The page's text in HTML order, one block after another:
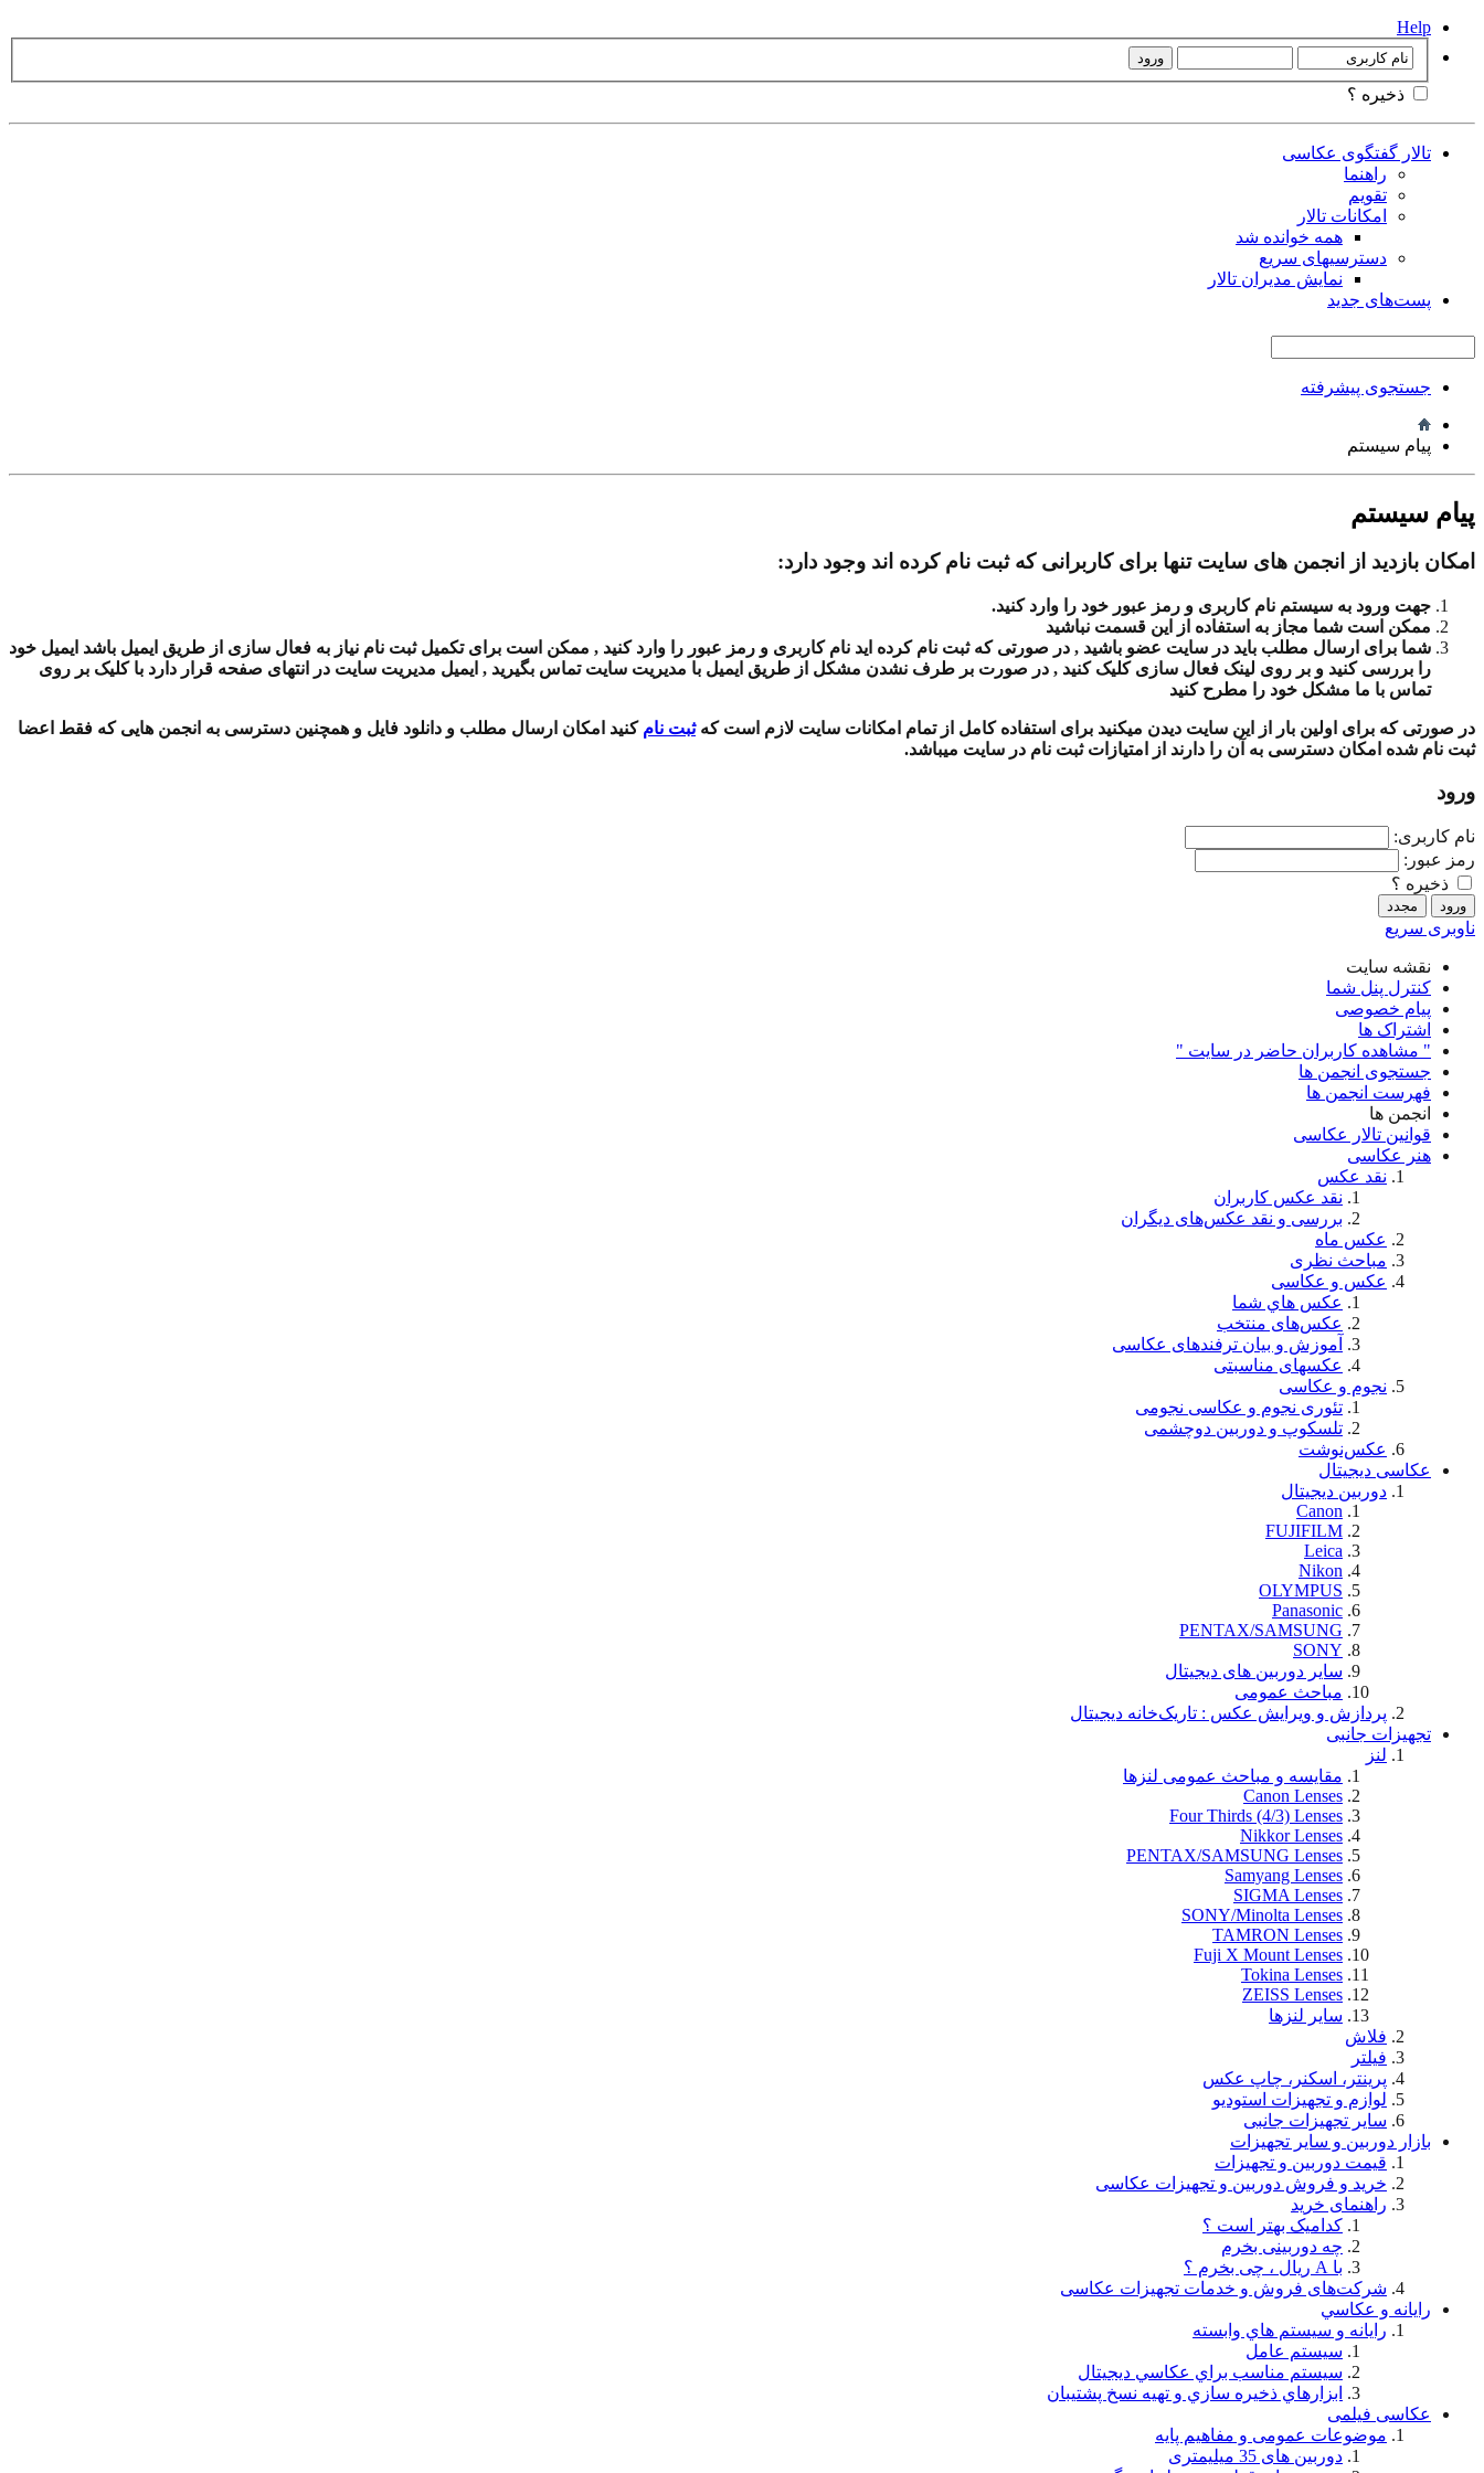
Help
ذخیره ؟
تالار گفتگوی عکاسی
راهنما
تقویم
امکانات تالار
همه خوانده شد
دسترسیهای سریع
نمایش مدیران تالار
پست‌های جدید
جستجوی پیشرفته
پیام سیستم
پیام سیستم
امکان بازدید از انجمن های سایت تنها برای کاربرانی که ثبت نام کرده اند وجود دارد:
جهت ورود به سیستم نام کاربری و رمز عبور خود را وارد کنید.
ممکن است شما مجاز به استفاده از این قسمت نباشید
شما برای ارسال مطلب باید در سایت عضو باشید , در صورتی که ثبت نام کرده اید نام کاربری و رمز عبور را وارد کنید , ممکن است برای تکمیل ثبت نام نیاز به فعال سازی از طریق ایمیل باشد ایمیل خود
را بررسی کنید و بر روی لینک فعال سازی کلیک کنید , در صورت بر طرف نشدن مشکل از طریق ایمیل با مدیریت سایت تماس بگیرید , ایمیل مدیریت سایت در انتهای صفحه قرار دارد با کلیک بر روی
تماس با ما مشکل خود را مطرح کنید
در صورتی که برای اولین بار از این سایت دیدن میکنید برای استفاده کامل از تمام امکانات سایت لازم است کهثبت نام کنید امکان ارسال مطلب و دانلود فایل و همچنین دسترسی به انجمن هایی که فقط اعضا
ثبت نام شده امکان دسترسی به آن را دارند از امتیازات ثبت نام در سایت میباشد.
ورود
نام کاربری:
رمز عبور:
ذخیره ؟
ناوبری سریع
نقشه سایت
کنترل پنل شما
پیام خصوصی
اشتراک ها
" مشاهده کاربران حاضر در سایت "
جستجوی انجمن ها
فهرست انجمن ها
انجمن ها
قوانین تالار عکاسی
هنر عکاسی
نقد عکس
نقد عکس کاربران
بررسی و نقد عکس‌های دیگران
عکس ماه
مباحث نظری
عکس و عکاسی
عكس هاي شما
عکس‌های منتخب
آموزش و بیان ترفندهای عکاسی
عکسهای مناسبتی
نجوم و عکاسی
تئوری نجوم و عکاسی نجومی
تلسکوپ و دوربین دوچشمی
عکس‌نوشت
عکاسی دیجیتال
دوربین دیجیتال
Canon
FUJIFILM
Leica
Nikon
OLYMPUS
Panasonic
PENTAX/SAMSUNG
SONY
سایر دوربین های دیجیتال
مباحث عمومی
پردازش و ویرایش عکس : تاریک‌خانه دیجیتال
تجهيزات جانبی
لنز
مقایسه و مباحث عمومی لنزها
Canon Lenses
Four Thirds (4/3) Lenses
Nikkor Lenses
PENTAX/SAMSUNG Lenses
Samyang Lenses
SIGMA Lenses
SONY/Minolta Lenses
TAMRON Lenses
Fuji X Mount Lenses
Tokina Lenses
ZEISS Lenses
سایر لنزها
فلاش
فيلتر
پرینتر، اسکنر، چاپ عکس
لوازم و تجهيزات استودیو
سایر تجهیزات جانبی
بازار دوربین و سایر تجهیزات
قیمت دوربین و تجهیزات
خرید و فروش دوربین و تجهیزات عکاسی
راهنمای خرید
کدامیک بهتر است ؟
چه دوربینی بخرم
با A ریال ، چی بخرم ؟
شركت‌های فروش و خدمات تجهيزات عكاسی
رايانه و عكاسي
رايانه و سيستم هاي وابسته
سيستم عامل
سيستم مناسب براي عكاسي ديجيتال
ابزارهاي ذخيره سازي و تهيه نسخ پشتيبان
عکاسی فیلمی
موضوعات عمومی و مفاهيم پايه
دوربین های 35 میلیمتری